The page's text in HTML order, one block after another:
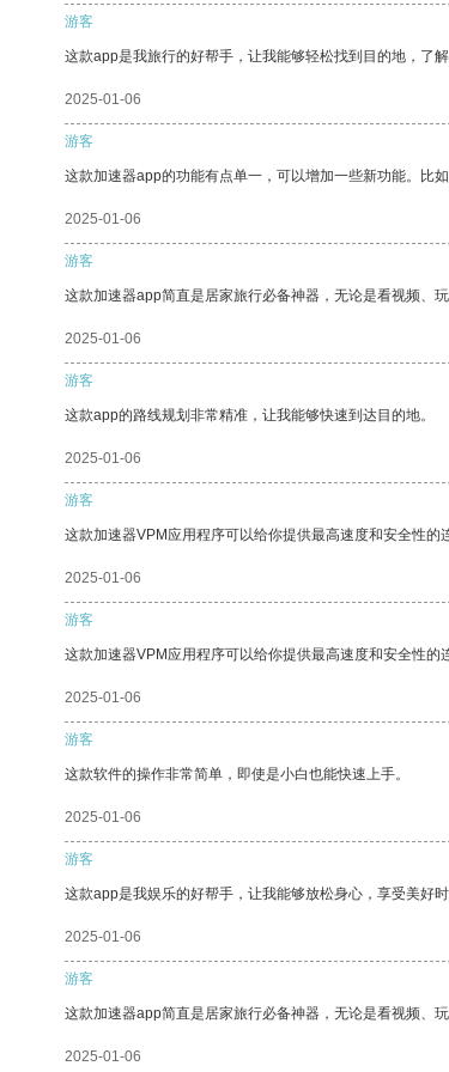
游客
这款app是我旅行的好帮手，让我能够轻松找到目的地，了解
2025-01-06
游客
这款加速器app的功能有点单一，可以增加一些新功能。比
2025-01-06
游客
这款加速器app简直是居家旅行必备神器，无论是看视频、
2025-01-06
游客
这款app的路线规划非常精准，让我能够快速到达目的地。
2025-01-06
游客
这款加速器VPM应用程序可以给你提供最高速度和安全性的
2025-01-06
游客
这款加速器VPM应用程序可以给你提供最高速度和安全性的
2025-01-06
游客
这款软件的操作非常简单，即使是小白也能快速上手。
2025-01-06
游客
这款app是我娱乐的好帮手，让我能够放松身心，享受美好时
2025-01-06
游客
这款加速器app简直是居家旅行必备神器，无论是看视频、
2025-01-06